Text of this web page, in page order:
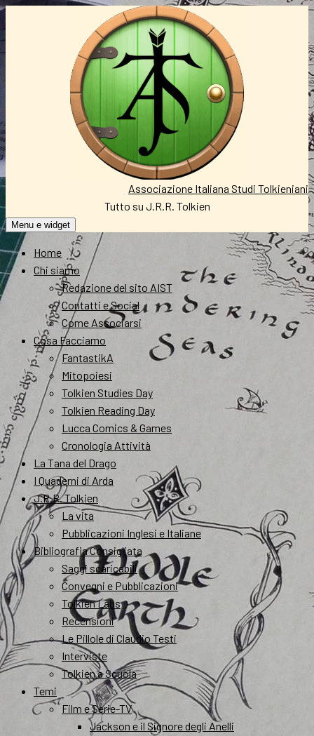
Vai
al
contenuto
Associazione Italiana Studi Tolkieniani
Tutto su J.R.R. Tolkien
Menu e widget
Home
Chi siamo
Redazione del sito AIST
Contatti e Social
Come Associarsi
Cosa Facciamo
FantastikA
Mitopoiesi
Tolkien Studies Day
Tolkien Reading Day
Lucca Comics & Games
Cronologia Attività
La Tana del Drago
I Quaderni di Arda
J.R.R. Tolkien
La vita
Pubblicazioni Inglesi e Italiane
Bibliografia Consigliata
Saggi scaricabili
Convegni e Pubblicazioni
Tolkien Labs
Recensioni
Le Pillole di Claudio Testi
Interviste
Tolkien a Scuola
Temi
Film e Serie-TV
Jackson e il Signore degli Anelli